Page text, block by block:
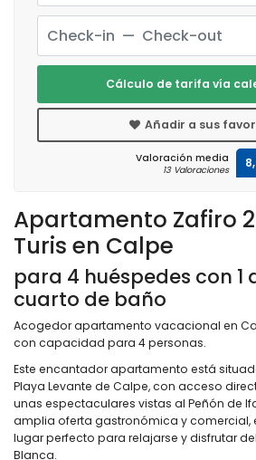
Apartamento Zafiro
Turis en Calpe
para 4 huéspedes con 1
cuarto de baño
Acogedor apartamento vacacional en
con capacidad para 4 personas.
Este encantador apartamento está
Playa Levante de Calpe, con acceso
unas espectaculares vistas al Peñón de
amplia oferta gastronómica y comercial,
lugar perfecto para relajarse y disfrutar
Blanca.
Cálculo de tarifa vía
Añadir a sus
Valoración media
13 Valoraciones